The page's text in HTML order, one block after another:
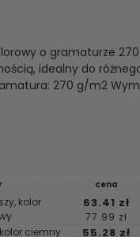
o gramaturze
idealny do
270 g/m2
cena
kolor
63.41 zł
77.99 zł
ciemny 55.28 zł